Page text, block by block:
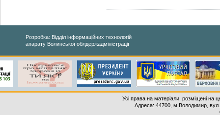
Розробка: Відділ інформаційних технологій
апарату Волинської облдержадміністрації
Усі права на матеріали, розміщені на
Адреса: 44700, м.Володимир,